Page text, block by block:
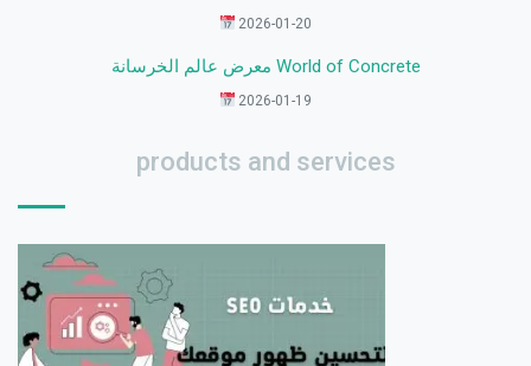
2026-01-20
معرض عالم الخرسانة World of Concrete
2026-01-19
products and services